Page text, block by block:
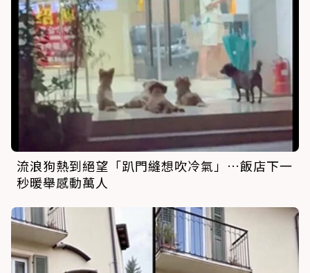
流浪狗熱到絕望「趴門縫想吹冷氣」…飯店下一
秒暖舉感動萬人